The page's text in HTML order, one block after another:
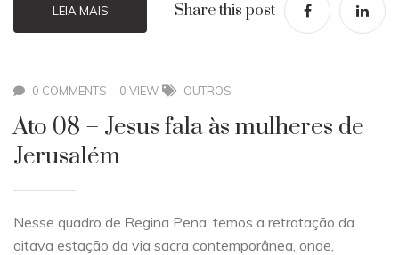
LEIA MAIS Share this post
0 COMMENTS 0 VIEW OUTROS
Ato 08 – Jesus fala às mulheres de
Jerusalém
Nesse quadro de Regina Pena, temos a retratação da
oitava estação da via sacra contemporânea, onde,